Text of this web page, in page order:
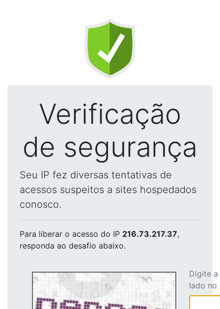
Verificação
de segurança
Seu IP fez diversas tentativas de
acessos suspeitos a sites hospedados
conosco.
Para liberar o acesso do IP 216.73.217.37,
responda ao desafio abaixo.
Digite
lado no